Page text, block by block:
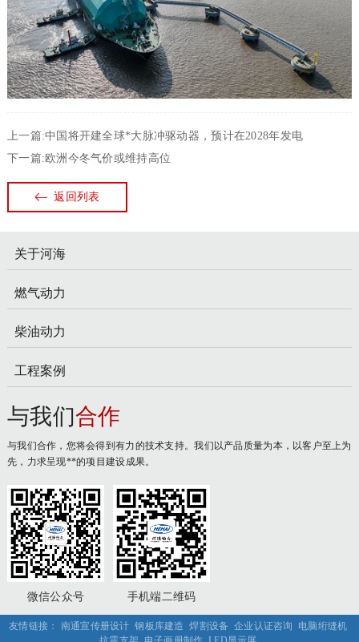
上一篇:中国将开建全球*大脉冲驱动器，预计在2028年发电
下一篇:欧洲今冬气价或维持高位
返回列表
关于河海
燃气动力
柴油动力
工程案例
与我们合作
与我们合作，您将会得到有力的技术支持。我们以产品质量为本，以客户至上为
先，力求呈现**的项目建设成果。
微信公众号 手机端二维码
友情链接： 南通宣传册设计 钢板库建造 焊割设备 企业认证咨询
电脑绗缝机